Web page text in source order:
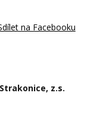
na Facebooku
z.s.